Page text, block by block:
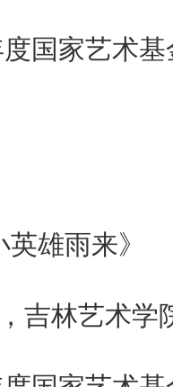
国家艺术
雄雨来》
吉林艺术学